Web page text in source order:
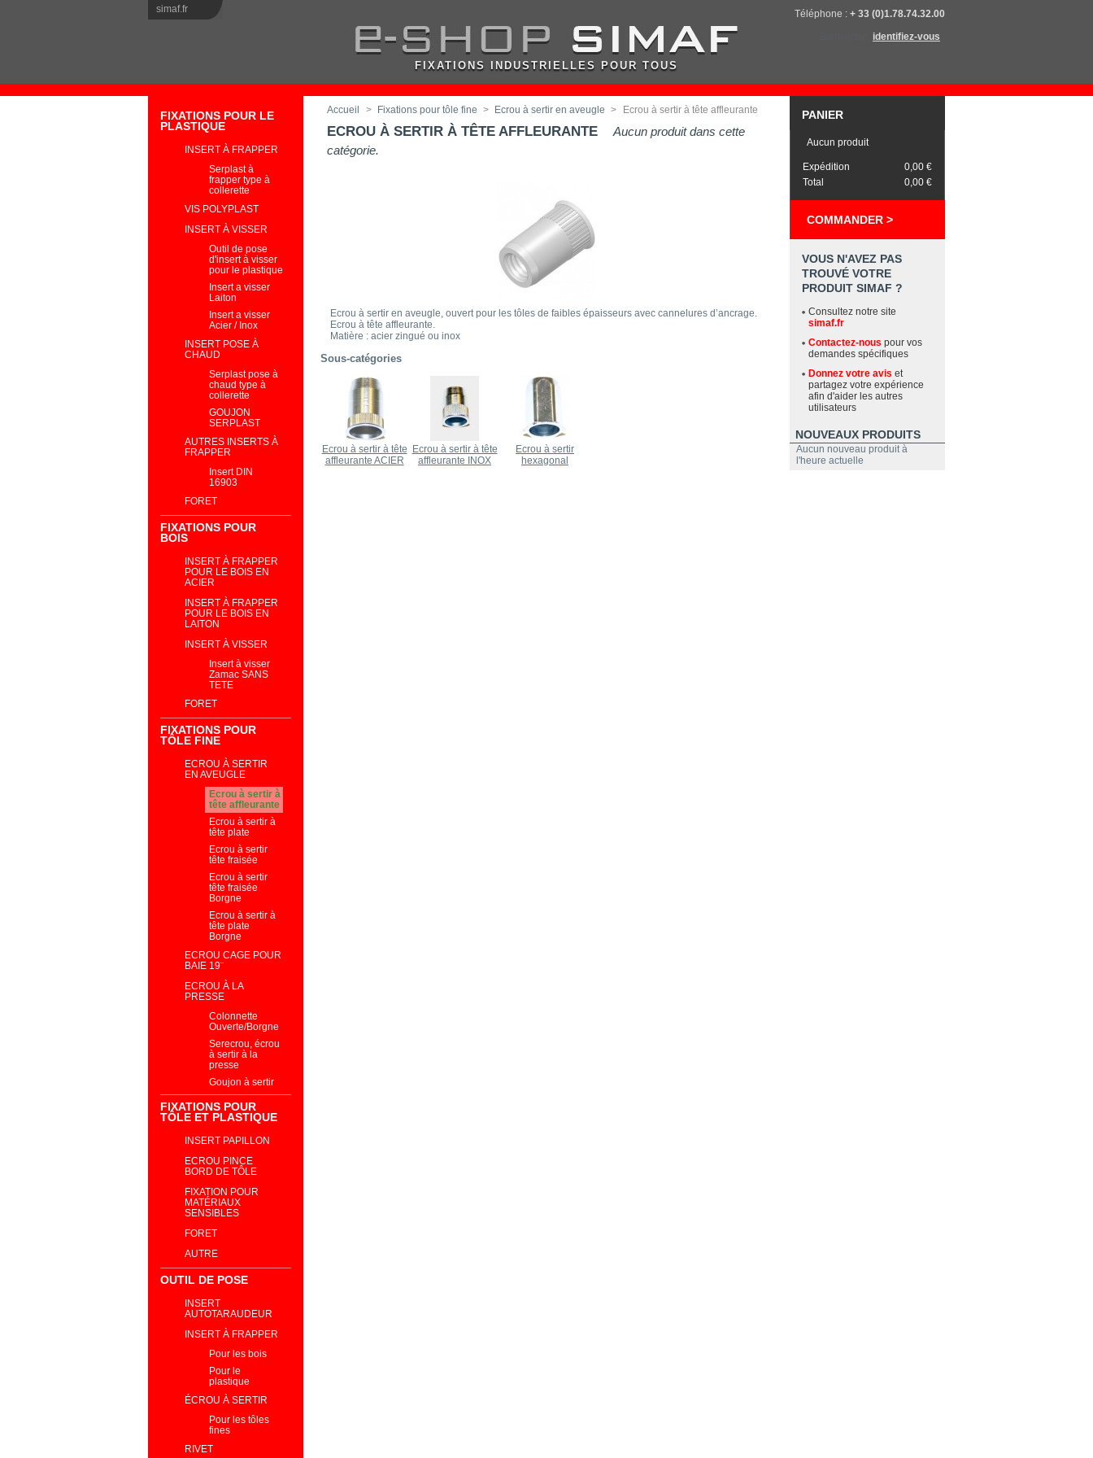
simaf.fr Téléphone : + 33 (0)1.78.74.32.00
identifiez-vous
FIXATIONS INDUSTRIELLES POUR TOUS
FIXATIONS POUR LE
PLASTIQUE
INSERT À FRAPPER
Serplast à
frapper type à
collerette
VIS POLYPLAST
INSERT À VISSER
Outil de pose
d'insert à visser
pour le plastique
Insert a visser
Laiton
Insert a visser
Acier / Inox
INSERT POSE À
CHAUD
Serplast pose à
chaud type à
collerette
GOUJON
SERPLAST
AUTRES INSERTS À
FRAPPER
Insert DIN
16903
FORET
FIXATIONS POUR
BOIS
INSERT À FRAPPER
POUR LE BOIS EN
ACIER
INSERT À FRAPPER
POUR LE BOIS EN
LAITON
INSERT À VISSER
Insert à visser
Zamac SANS
TETE
FORET
FIXATIONS POUR
TÔLE FINE
ECROU À SERTIR
EN AVEUGLE
Ecrou à sertir à
tête affleurante
Ecrou à sertir à
tête plate
Ecrou à sertir
tête fraisée
Ecrou à sertir
tête fraisée
Borgne
Ecrou à sertir à
tête plate
Borgne
ECROU CAGE POUR
BAIE 19¨
ECROU À LA
PRESSE
Colonnette
Ouverte/Borgne
Serecrou, écrou
à sertir à la
presse
Goujon à sertir
FIXATIONS POUR
TÔLE ET PLASTIQUE
INSERT PAPILLON
ECROU PINCE
BORD DE TÔLE
FIXATION POUR
MATÉRIAUX
SENSIBLES
FORET
AUTRE
OUTIL DE POSE
INSERT
AUTOTARAUDEUR
INSERT À FRAPPER
Pour les bois
Pour le
plastique
ÉCROU À SERTIR
Pour les tôles
fines
RIVET
Accueil > Fixations pour tôle fine > Ecrou à sertir en aveugle > Ecrou à sertir à tête affleurante
ECROU À SERTIR À TÊTE AFFLEURANTE
Aucun produit dans cette
catégorie.
Ecrou à sertir en aveugle, ouvert pour les tôles de faibles épaisseurs avec cannelures d’ancrage.
Ecrou à tête affleurante.
Matière : acier zingué ou inox
Sous-catégories
Ecrou à sertir à tête
affleurante ACIER
Ecrou à sertir à tête
affleurante INOX
Ecrou à sertir
hexagonal
PANIER
Aucun produit
Expédition
0,00 €
Total
0,00 €
COMMANDER >
VOUS N'AVEZ PAS
TROUVÉ VOTRE
PRODUIT SIMAF ?
Consultez notre site
simaf.fr
Contactez-nous pour vos
demandes spécifiques
Donnez votre avis et
partagez votre expérience
afin d'aider les autres
utilisateurs
NOUVEAUX PRODUITS
Aucun nouveau produit à
l'heure actuelle